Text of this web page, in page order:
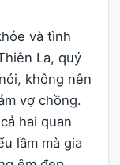
và tình
La, quý
không nên
vợ chồng.
hai quan
lầm mà gia